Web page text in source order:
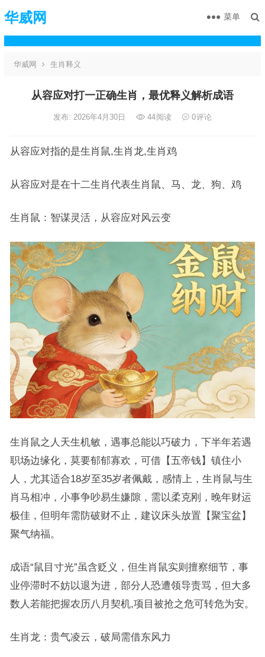
华威网 菜单
华威网 生肖释义
从容应对打一正确生肖，最优释义解析成语
发布: 2026年4月30日 44阅读 0评论
从容应对指的是生肖鼠,生肖龙,生肖鸡
从容应对是在十二生肖代表生肖鼠、马、龙、狗、鸡
生肖鼠：智谋灵活，从容应对风云变
生肖鼠之人天生机敏，遇事总能以巧破力，下半年若遇
职场边缘化，莫要郁郁寡欢，可借【五帝钱】镇住小
人，尤其适合18岁至35岁者佩戴，感情上，生肖鼠与生
肖马相冲，小事争吵易生嫌隙，需以柔克刚，晚年财运
极佳，但明年需防破财不止，建议床头放置【聚宝盆】
聚气纳福。
成语“鼠目寸光”虽含贬义，但生肖鼠实则擅察细节，事
业停滞时不妨以退为进，部分人恐遭领导责骂，但大多
数人若能把握农历八月契机,项目被抢之危可转危为安。
生肖龙：贵气凌云，破局需借东风力